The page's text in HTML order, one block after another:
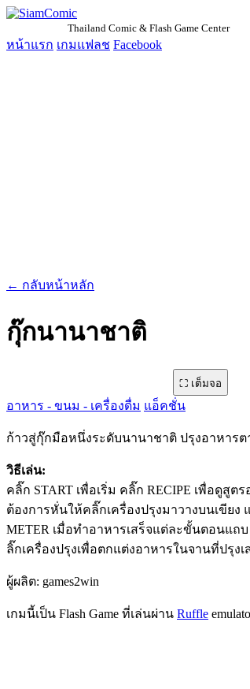
Thailand Comic & Flash Game Center
หน้าแรก เกมแฟลช Facebook
← กลับหน้าหลัก
กุ๊กนานาชาติ
⛶ เต็มจอ
อาหาร - ขนม - เครื่องดื่ม แอ็คชั่น
ก้าวสู่กุ๊กมือหนึ่งระดับนานาชาติ ปรุงอาหาร
วิธีเล่น:
คลิ๊ก START เพื่อเริ่ม คลิ๊ก RECIPE เพื่อดูสู
ต้องการหั่นให้คลิ๊กเครื่องปรุงมาวางบนเขีย
METER เมื่อทำอาหารเสร็จแต่ละขั้นตอนแถ
ลิ๊กเครื่องปรุงเพื่อตกแต่งอาหารในจานที่ปรุ
ผู้ผลิต: games2win
เกมนี้เป็น Flash Game ที่เล่นผ่าน Ruffle